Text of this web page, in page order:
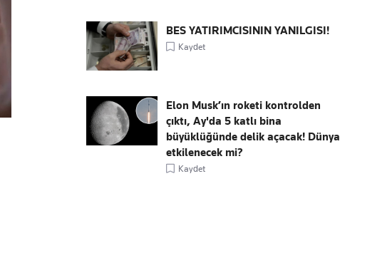
BES YATIRIMCISININ YANILGISI!
Kaydet
Elon Musk’ın roketi kontrolden
çıktı, Ay'da 5 katlı bina
büyüklüğünde delik açacak! Dünya
etkilenecek mi?
Kaydet